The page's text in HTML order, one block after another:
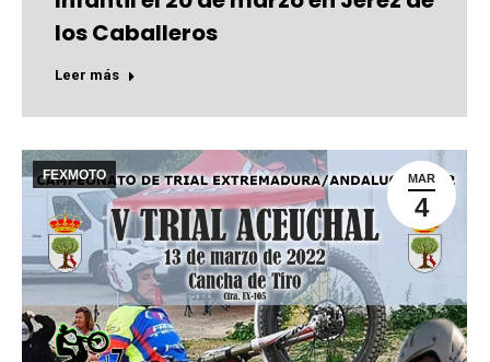
los Caballeros
Leer más
MAR
4
FEXMOTO